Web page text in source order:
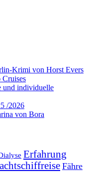
Krimi von Horst Evers
Cruises
und individuelle
/2026
von Bora
Erfahrung
Fähre